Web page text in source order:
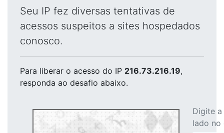
Seu IP fez diversas tentativas de
acessos suspeitos a sites hospedados
conosco.
Para liberar o acesso do IP 216.73.216.19,
responda ao desafio abaixo.
Digite
lado no